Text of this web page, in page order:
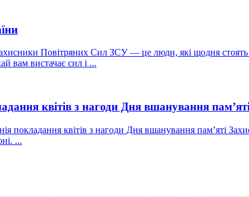
Повітряних Сил ЗСУ — це люди, які щодня
вам вистачає сил і ...
квітів з нагоди Дня вшанування
покладання квітів з нагоди Дня вшанування пам’яті
...